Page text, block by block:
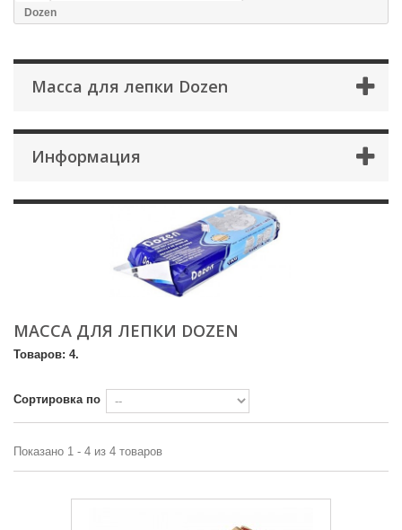
Dozen
Масса для лепки Dozen
Информация
МАССА ДЛЯ ЛЕПКИ DOZEN
Товаров: 4.
Сортировка по
Показано 1 - 4 из 4 товаров